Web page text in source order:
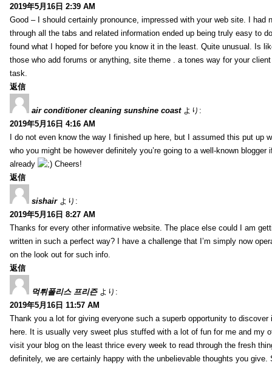
2019年5月16日 2:39 AM
Good – I should certainly pronounce, impressed with your web site. I had
through all the tabs and related information ended up being truly easy to
found what I hoped for before you know it in the least. Quite unusual. Is
those who add forums or anything, site theme . a tones way for your
task.
返信
air conditioner cleaning sunshine coast より:
2019年5月16日 4:16 AM
I do not even know the way I finished up here, but I assumed this put up
who you might be however definitely you’re going to a well-known blogger
already
Cheers!
返信
sishair より:
2019年5月16日 8:27 AM
Thanks for every other informative website. The place else could I am
written in such a perfect way? I have a challenge that I’m simply now
on the look out for such info.
返信
먹튀폴리스 프리즌 より:
2019年5月16日 11:57 AM
Thank you a lot for giving everyone such a superb opportunity to discover
here. It is usually very sweet plus stuffed with a lot of fun for me and my
visit your blog on the least thrice every week to read through the fresh
definitely, we are certainly happy with the unbelievable thoughts you